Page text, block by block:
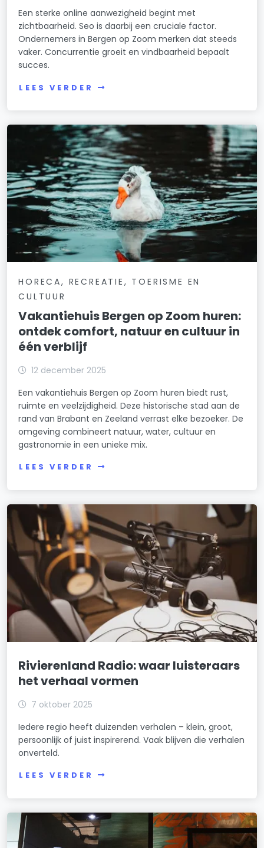
Een sterke online aanwezigheid begint met
zichtbaarheid. Seo is daarbij een cruciale factor.
Ondernemers in Bergen op Zoom merken dat steeds
vaker. Concurrentie groeit en vindbaarheid bepaalt
succes.
LEES VERDER
HORECA, RECREATIE, TOERISME EN
CULTUUR
Vakantiehuis Bergen op Zoom huren:
ontdek comfort, natuur en cultuur in
één verblijf
12 december 2025
Een vakantiehuis Bergen op Zoom huren biedt rust,
ruimte en veelzijdigheid. Deze historische stad aan de
rand van Brabant en Zeeland verrast elke bezoeker. De
omgeving combineert natuur, water, cultuur en
gastronomie in een unieke mix.
LEES VERDER
Rivierenland Radio: waar luisteraars
het verhaal vormen
7 oktober 2025
Iedere regio heeft duizenden verhalen – klein, groot,
persoonlijk of juist inspirerend. Vaak blijven die verhalen
onverteld.
LEES VERDER